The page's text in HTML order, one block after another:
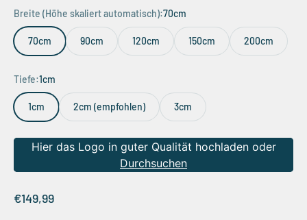
Breite (Höhe skaliert automatisch):70cm
70cm 90cm 120cm 150cm 200cm
Tiefe:1cm
1cm 2cm (empfohlen) 3cm
Hier das Logo in guter Qualität hochladen oder
Durchsuchen
Angebot
€149,99